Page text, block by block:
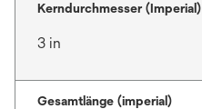
Kerndurchmesser (Imperial)
3 in
Gesamtlänge (imperial)